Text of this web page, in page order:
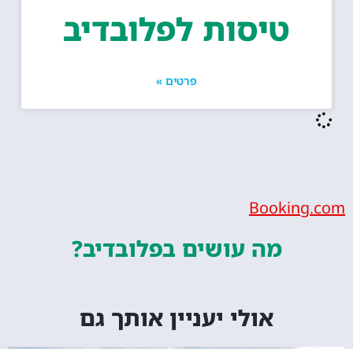
טיסות לפלובדיב
מה עושים בפלובדיב?
אולי יעניין אותך גם